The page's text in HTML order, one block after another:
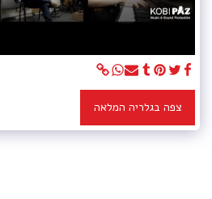
צפה בגלריה המלאה